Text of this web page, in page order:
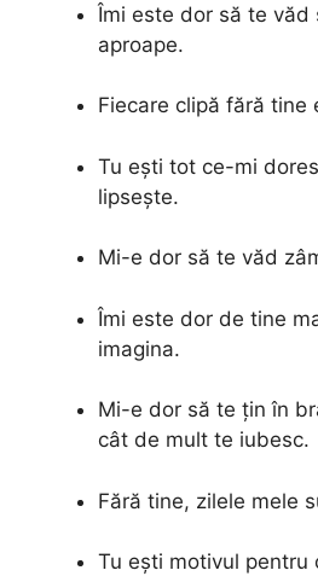
Îmi este dor să te văd
aproape.
Fiecare clipă fără tine
Tu ești tot ce-mi
lipsește.
Mi-e dor să te văd
Îmi este dor de tine
imagina.
Mi-e dor să te țin în
cât de mult te iubesc.
Fără tine, zilele mele
Tu ești motivul pentru